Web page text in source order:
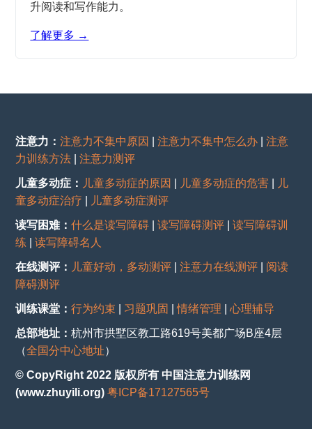
升阅读和写作能力。
了解更多 →
注意力：注意力不集中原因 |注意力不集中怎么办 |注意
力训练方法 |注意力测评
儿童多动症： 儿童多动症的原因 儿童多动症的危害
儿
童多动症治疗
儿童多动症测评
读写困难：什么是读写障碍 |读写障碍测评 |读写障碍训
练 |读写障碍名人
在线测评： 儿童好动，多动测评 |注意力在线测评
阅读
障碍测评
训练课堂：行为约束 习题巩固 |情绪管理 |心理辅导
总部地址：杭州市拱墅区教工路619号美都广场B座4层
（全国分中心地址）
© CopyRight 2022 版权所有 中国注意力训练网
(www.zhuyili.org) 粤ICP备17127565号